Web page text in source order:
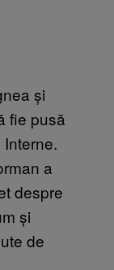
și
fie pusă
a
despre
și
de